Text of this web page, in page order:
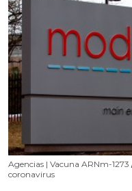
Agencias | Vacuna ARNm-1273
coronavirus